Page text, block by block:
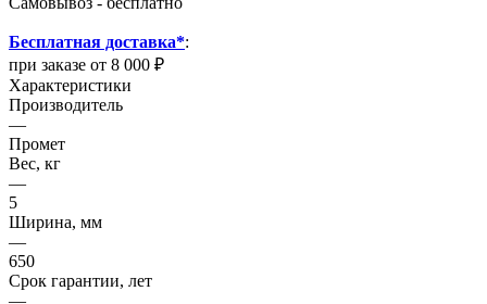
Бесплатная доставка*:
при заказе от 8 000 ₽
Характеристики
Производитель
—
Промет
Вес, кг
—
5
Ширина, мм
—
650
Срок гарантии, лет
—